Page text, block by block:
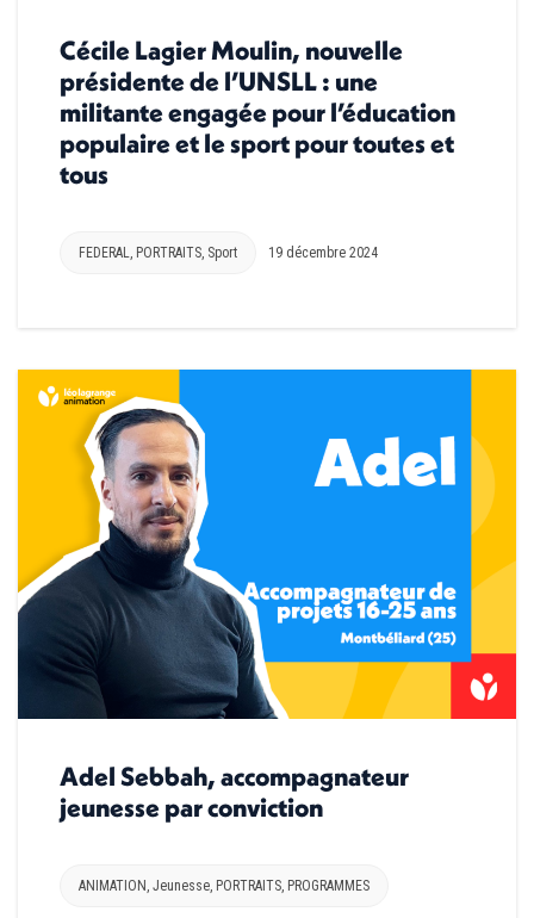
Cécile Lagier Moulin, nouvelle
présidente de l’UNSLL : une
militante engagée pour l’éducation
populaire et le sport pour toutes et
tous
FEDERAL, PORTRAITS, Sport 19 décembre 2024
Adel Sebbah, accompagnateur
jeunesse par conviction
ANIMATION , Jeunesse, PORTRAITS, PROGRAMMES